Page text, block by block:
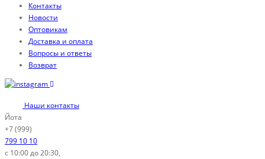
Контакты
Новости
Оптовикам
Доставка и оплата
Вопросы и ответы
Возврат
Наши контакты
Йота
+7 (999)
799 10 10
с 10:00 до 20:30,